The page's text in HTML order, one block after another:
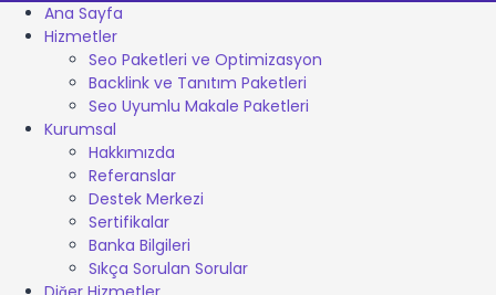
Ana Sayfa
Hizmetler
Seo Paketleri ve Optimizasyon
Backlink ve Tanıtım Paketleri
Seo Uyumlu Makale Paketleri
Kurumsal
Hakkımızda
Referanslar
Destek Merkezi
Sertifikalar
Banka Bilgileri
Sıkça Sorulan Sorular